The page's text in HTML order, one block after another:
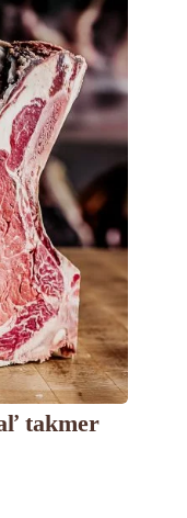
takmer